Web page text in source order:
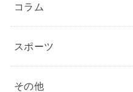
コラム
スポーツ
その他